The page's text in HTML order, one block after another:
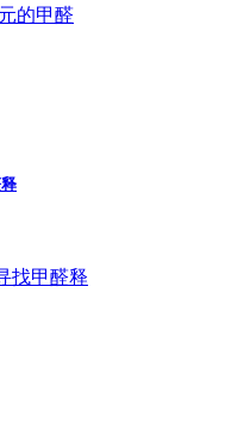
的甲醛
找甲醛释